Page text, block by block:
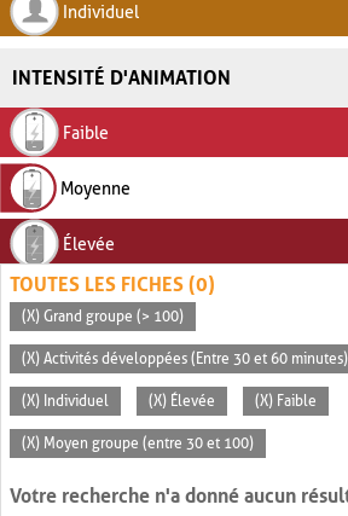
Individuel
INTENSITÉ D'ANIMATION
Faible
Moyenne
Élevée
TOUTES LES FICHES (0)
(X) Grand groupe (> 100)
(X) Activités développées (Entre 30 et 60 minutes)
(X) Individuel (X) Élevée (X) Faible
(X) Moyen groupe (entre 30 et 100)
Votre recherche n'a donné aucun